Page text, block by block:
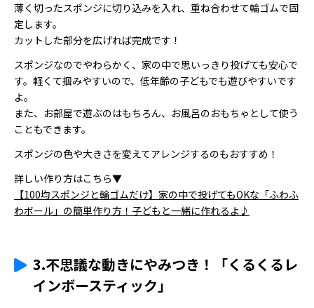
薄く切ったスポンジに切り込みを入れ、重ね合わせて輪ゴムで固
定します。
カットした部分を広げれば完成です！
スポンジなのでやわらかく、家の中で思いっきり投げても安心で
す。軽くて掴みやすいので、低年齢の子どもでも遊びやすいです
よ。
また、お部屋で遊ぶのはもちろん、お風呂のおもちゃとして使う
こともできます。
スポンジの色や大きさを変えてアレンジするのもおすすめ！
詳しい作り方はこちら▼
【100均スポンジと輪ゴムだけ】家の中で投げてもOKな「ふわふ
わボール」の簡単作り方！子どもと一緒に作れるよ♪
3.不思議な動きにやみつき！「くるくるレ
インボースティック」